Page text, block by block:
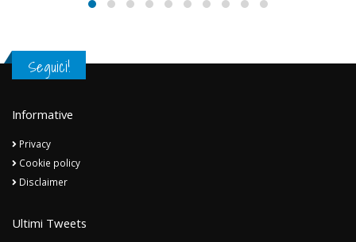
Seguici!
Informative
Privacy
Cookie policy
Ultimi Tweets